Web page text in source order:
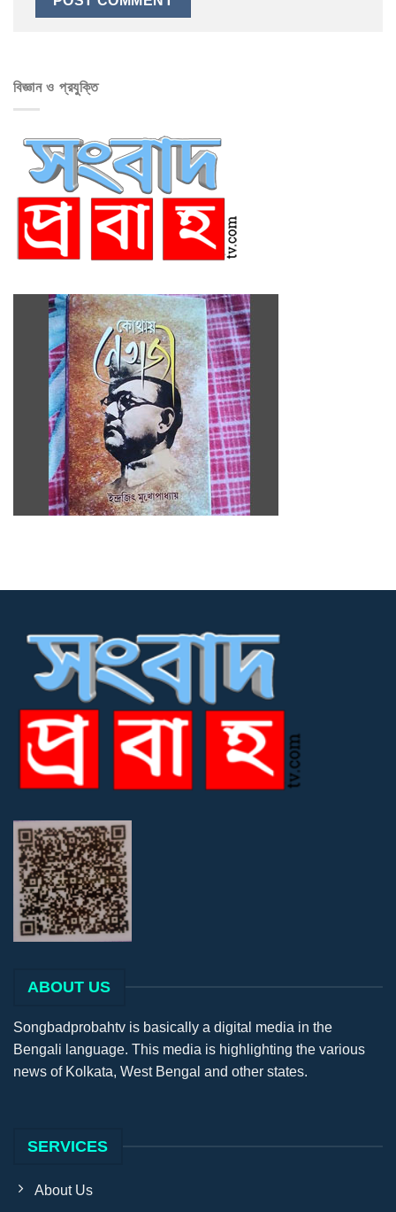
বিজ্ঞান ও প্রযুক্তি
ABOUT US
Songbadprobahtv is basically a digital media in the
Bengali language. This media is highlighting the various
news of Kolkata, West Bengal and other states.
SERVICES
About Us